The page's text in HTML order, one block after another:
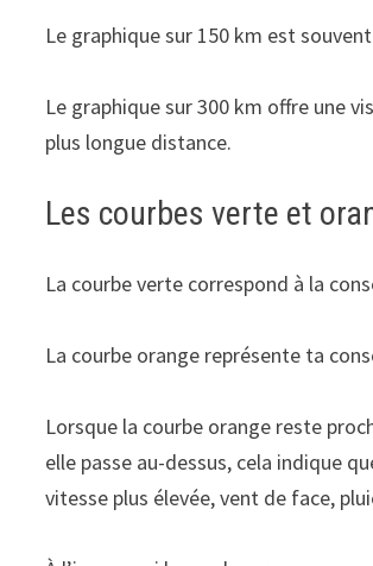
Le graphique sur 150 km est
Le graphique sur 300 km offre une
plus longue distance.
Les courbes verte et
La courbe verte correspond à la
La courbe orange représente ta
Lorsque la courbe orange reste
elle passe au-dessus, cela indique
vitesse plus élevée, vent de face,